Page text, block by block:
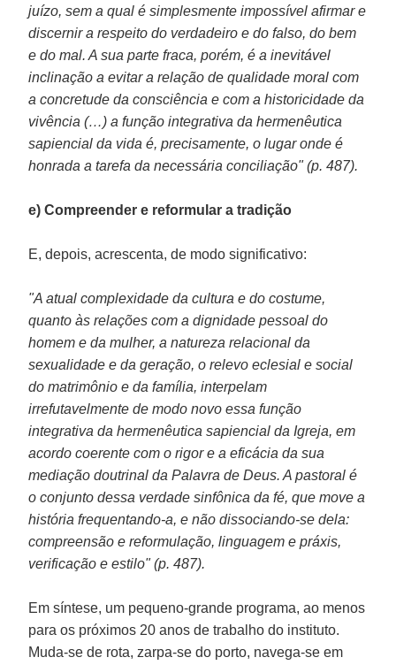
juízo, sem a qual é simplesmente impossível afirmar e
discernir a respeito do verdadeiro e do falso, do bem
e do mal. A sua parte fraca, porém, é a inevitável
inclinação a evitar a relação de qualidade moral com
a concretude da consciência e com a historicidade da
vivência (…) a função integrativa da hermenêutica
sapiencial da vida é, precisamente, o lugar onde é
honrada a tarefa da necessária conciliação" (p. 487).
e) Compreender e reformular a tradição
E, depois, acrescenta, de modo significativo:
"A atual complexidade da cultura e do costume,
quanto às relações com a dignidade pessoal do
homem e da mulher, a natureza relacional da
sexualidade e da geração, o relevo eclesial e social
do matrimônio e da família, interpelam
irrefutavelmente de modo novo essa função
integrativa da hermenêutica sapiencial da Igreja, em
acordo coerente com o rigor e a eficácia da sua
mediação doutrinal da Palavra de Deus. A pastoral é
o conjunto dessa verdade sinfônica da fé, que move a
história frequentando-a, e não dissociando-se dela:
compreensão e reformulação, linguagem e práxis,
verificação e estilo" (p. 487).
Em síntese, um pequeno-grande programa, ao menos
para os próximos 20 anos de trabalho do instituto.
Muda-se de rota, zarpa-se do porto, navega-se em